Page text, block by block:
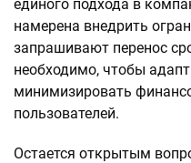
единого подхода в
намерена внедрить
запрашивают перенос
необходимо, чтобы
минимизировать
пользователей.
Остается открытым